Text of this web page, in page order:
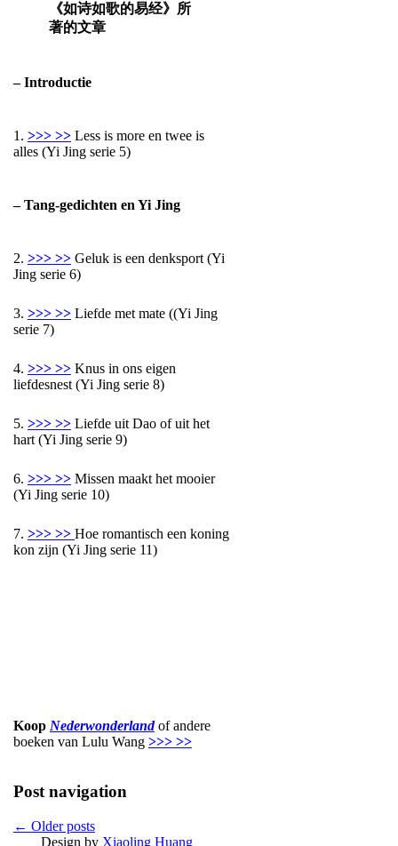
《如诗如歌的易经》所
著的文章
– Introductie
1. >>> >>Less is more en twee is
alles (Yi Jing serie 5)
– Tang-gedichten en Yi Jing
2. >>> >>Geluk is een denksport (Yi
Jing serie 6)
3. >>> >>Liefde met mate ((Yi Jing
serie 7)
4. >>> >>Knus in ons eigen
liefdesnest (Yi Jing serie 8)
5. >>> >> Liefde uit Dao of uit het
hart (Yi Jing serie 9)
6. >>> >>Missen maakt het mooier
(Yi Jing serie 10)
7. >>> >> Hoe romantisch een koning
kon zijn (Yi Jing serie 11)
Koop Nederwonderlandof andere
boeken van Lulu Wang >>> >>
Post navigation
← Older posts
Design by Xiaoling Huang